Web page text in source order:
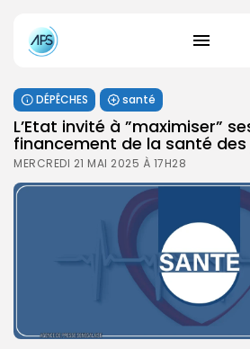
DÉPÊCHES santé
L’Etat invité à ”maximiser”
financement de la santé des
MERCREDI 21 MAI 2025 À 17H28